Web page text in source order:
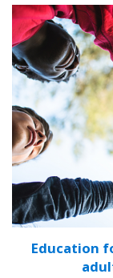
Education